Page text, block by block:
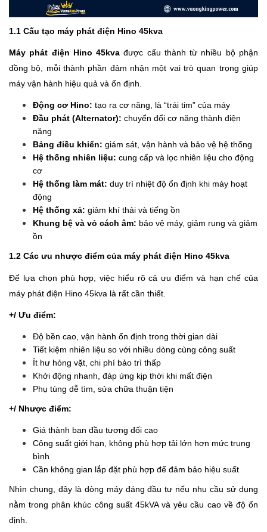
1.1 Cấu tạo máy phát điện Hino 45kva
Máy phát điện Hino 45kva được cấu thành từ nhiều bộ phận
đồng bộ, mỗi thành phần đảm nhận một vai trò quan trọng giúp
máy vận hành hiệu quả và ổn định.
Động cơ Hino: tạo ra cơ năng, là “trái tim” của máy
Đầu phát (Alternator): chuyển đổi cơ năng thành điện
năng
Bảng điều khiển: giám sát, vận hành và bảo vệ hệ thống
Hệ thống nhiên liệu: cung cấp và lọc nhiên liệu cho động
cơ
Hệ thống làm mát: duy trì nhiệt độ ổn định khi máy hoạt
động
Hệ thống xả: giảm khí thải và tiếng ồn
Khung bệ và vỏ cách âm: bảo vệ máy, giảm rung và giảm
ồn
1.2 Các ưu nhược điểm của máy phát điện Hino 45kva
Để lựa chọn phù hợp, việc hiểu rõ cả ưu điểm và hạn chế của
máy phát điện Hino 45kva là rất cần thiết.
+/ Ưu điểm:
Độ bền cao, vận hành ổn định trong thời gian dài
Tiết kiệm nhiên liệu so với nhiều dòng cùng công suất
Ít hư hỏng vặt, chi phí bảo trì thấp
Khởi động nhanh, đáp ứng kịp thời khi mất điện
Phụ tùng dễ tìm, sửa chữa thuận tiện
+/ Nhược điểm:
Giá thành ban đầu tương đối cao
Công suất giới hạn, không phù hợp tải lớn hơn mức trung
bình
Cần không gian lắp đặt phù hợp để đảm bảo hiệu suất
Nhìn chung, đây là dòng máy đáng đầu tư nếu nhu cầu sử dụng
nằm trong phân khúc công suất 45kVA và yêu cầu cao về độ ổn
định.